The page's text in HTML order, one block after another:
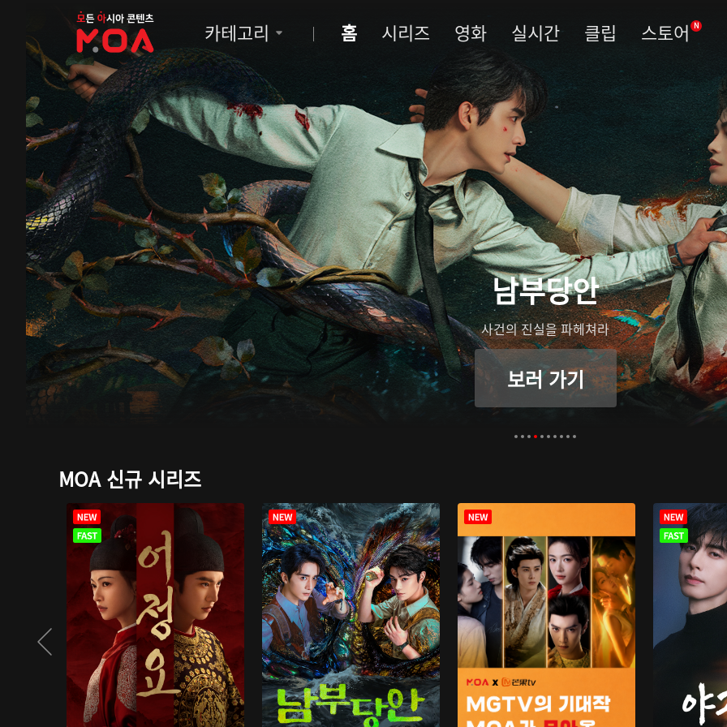
MOA
카테고리 홈 시리즈 영화 실시간 클립 스토어 N
남부당안
사건의 진실을 파헤쳐라
보러 가기
MOA 신규 시리즈